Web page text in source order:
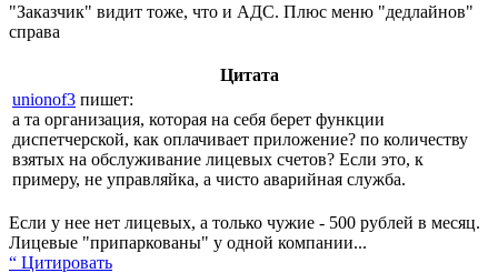
"Заказчик" видит тоже, что и АДС. Плюс меню "дедлайнов"
справа
Цитата
unionof3 пишет:
а та организация, которая на себя берет функции
диспетчерской, как оплачивает приложение? по количеству
взятых на обслуживание лицевых счетов? Если это, к
примеру, не управляйка, а чисто аварийная служба.
Если у нее нет лицевых, а только чужие - 500 рублей в месяц.
Лицевые "припаркованы" у одной компании...
“ Цитировать